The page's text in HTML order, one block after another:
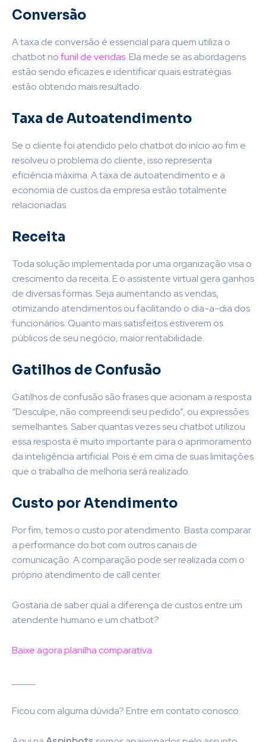
Conversão
A taxa de conversão é essencial para quem utiliza o
chatbot nofunil de vendas. Ela mede se as abordagens
estão sendo eficazes e identificar quais estratégias
estão obtendo mais resultado.
Taxa de Autoatendimento
Se o cliente foi atendido pelo chatbot do início ao fim e
resolveu o problema do cliente, isso representa
eficiência máxima. A taxa de autoatendimento e a
economia de custos da empresa estão totalmente
relacionadas.
Receita
Toda solução implementada por uma organização visa o
crescimento da receita. E o assistente virtual gera ganhos
de diversas formas. Seja aumentando as vendas,
otimizando atendimentos ou facilitando o dia-a-dia dos
funcionários. Quanto mais satisfeitos estiverem os
públicos de seu negócio, maior rentabilidade.
Gatilhos de Confusão
Gatilhos de confusão são frases que acionam a resposta
”Desculpe, não compreendi seu pedido”, ou expressões
semelhantes. Saber quantas vezes seu chatbot utilizou
essa resposta é muito importante para o aprimoramento
da inteligência artificial. Pois é em cima de suas limitações
que o trabalho de melhoria será realizado.
Custo por Atendimento
Por fim, temos o custo por atendimento. Basta comparar
a performance do bot com outros canais de
comunicação. A comparação pode ser realizada com o
próprio atendimento de call center.
Gostaria de saber qual a diferença de custos entre um
atendente humano e um chatbot?
Baixe agora planilha comparativa.
Ficou com alguma dúvida? Entre em contato conosco.